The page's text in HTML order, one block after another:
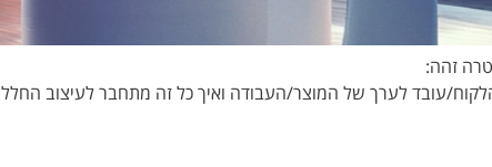
זהה:
עובד לערך של המוצר/העבודה ואיך כל זה מתחבר לעיצוב החלל